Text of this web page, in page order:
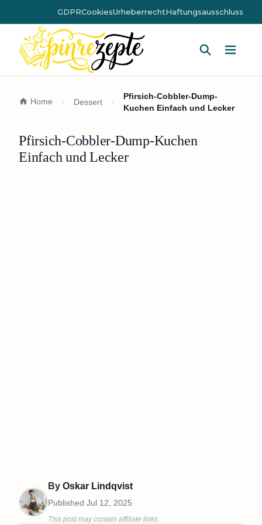
GDPRCookiesUrheberrechtHaftungsausschluss
Home Dessert
Pfirsich-Cobbler-Dump-
Kuchen Einfach und Lecker
Pfirsich-Cobbler-Dump-Kuchen
Einfach und Lecker
By Oskar Lindqvist
Published Jul 12, 2025
This post may contain affiliate links.